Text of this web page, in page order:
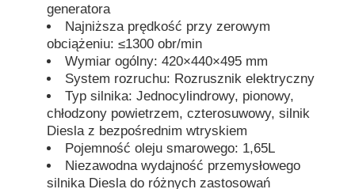
dźwiękoszczelny agregat prądotwórczy
Generator do użytku domowego
Zestaw generatora baldachimu
generator o niskim poziomie hałasu
generatora
Najniższa prędkość przy zerowym
obciążeniu: ≤1300 obr/min
Wymiar ogólny: 420×440×495 mm
System rozruchu: Rozrusznik elektryczny
Typ silnika: Jednocylindrowy, pionowy,
chłodzony powietrzem, czterosuwowy, silnik
Diesla z bezpośrednim wtryskiem
Pojemność oleju smarowego: 1,65L
Niezawodna wydajność przemysłowego
silnika Diesla do różnych zastosowań